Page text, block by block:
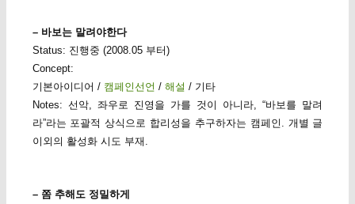
– 바보는 말려야한다
Status: 진행중 (2008.05 부터)
Concept:
기본아이디어 / 캠페인선언 / 해설 / 기타
Notes: 선악, 좌우로 진영을 가를 것이 아니라, “바보를 말려
라”라는 포괄적 상식으로 합리성을 추구하자는 캠페인. 개별 글
이외의 활성화 시도 부재.
– 쫌 추해도 정밀하게